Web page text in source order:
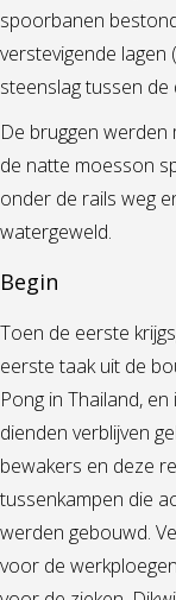
spoorbanen
verstevigende
steenslag tussen de
De bruggen werden
de natte moesson
onder de rails weg
watergeweld.
Begin
Toen de eerste
eerste taak uit de
Pong in Thailand,
dienden verblijven
bewakers en deze
tussenkampen die
werden gebouwd.
voor de